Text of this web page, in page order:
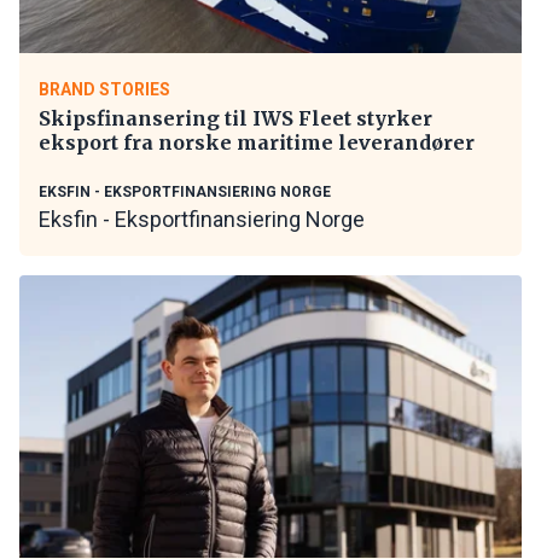
BRAND STORIES
Skipsfinansering til IWS Fleet styrker
eksport fra norske maritime leverandører
EKSFIN - EKSPORTFINANSIERING NORGE
Eksfin - Eksportfinansiering Norge